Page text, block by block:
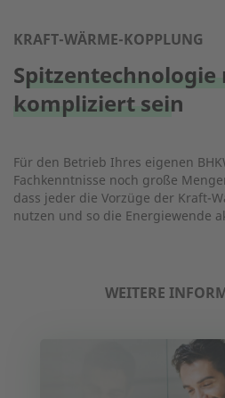
KRAFT-WÄRME-KOPPLUNG
Spitzentechnologie
kompliziert sein
Für den Betrieb Ihres eigenen
Fachkenntnisse noch große
dass jeder die Vorzüge der Kraft-
nutzen und so die Energiewende
WEITERE